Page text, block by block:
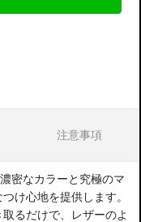
注意事項
密なカラーと究極のマ
け心地を提供します。
るだけで、レザーのよ